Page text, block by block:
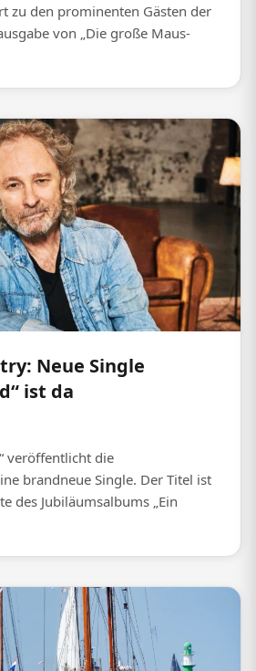
zu den prominenten Gästen der
von „Die große Maus-
Neue Single
ist da
veröffentlicht die
brandneue Single. Der Titel ist
des Jubiläumsalbums „Ein